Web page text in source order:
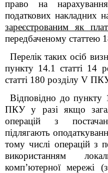
право на
податкових накладних
зареєстрованим як
передбаченому статтею
Перелік таких осіб
пункту 14.1 статті 14
статті 180 розділу V
Відповідно до пункту
ПКУ у разі якщо
операцій з
підлягають
тому числі операцій з
використанням
комп’ютерної мережі